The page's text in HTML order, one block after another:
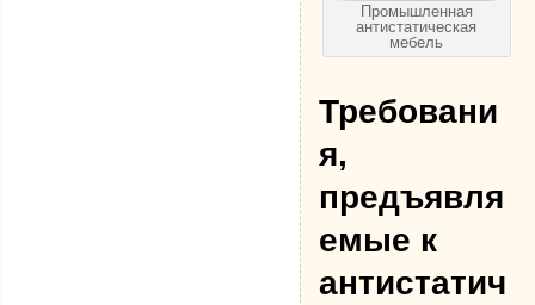
Промышленная
антистатическая
мебель
Требовани
я,
предъявля
емые к
антистатич